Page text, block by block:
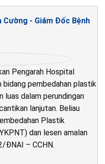
Cường - Giám Đốc Bệnh
Pengarah Hospital
bidang pembedahan plastik
luas dalam perundingan
lanjutan. Beliau
Plastik
dan lesen amalan
ĐNAI – CCHN.